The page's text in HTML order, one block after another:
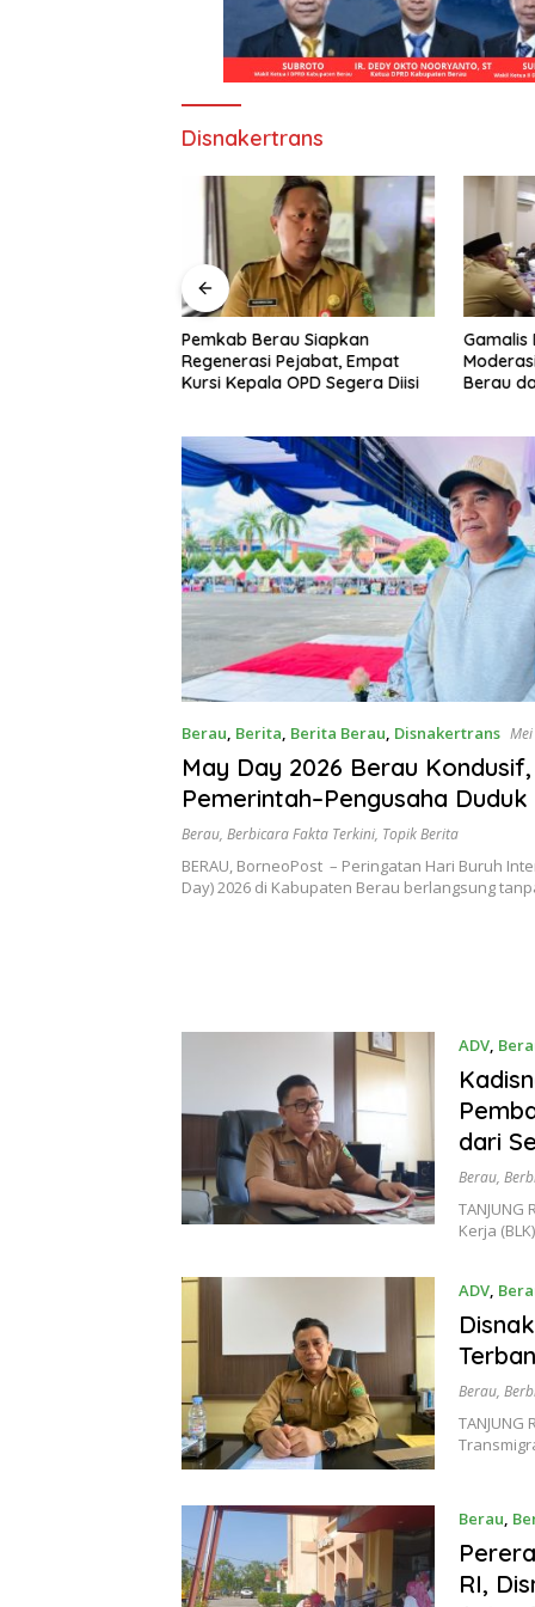
Disnakertrans
Pemkab Berau Siapkan
Regenerasi Pejabat, Empat
Kursi Kepala OPD Segera Diisi
Gamalis
Berau
Berau, Berita, Berita Berau, Disnakertrans
May Day 2026 Berau Kondusif,
Pemerintah–Pengusaha
Berau, Berbicara Fakta Terkini, Topik Berita
BERAU, BorneoPost – Peringatan Hari Buruh
Day) 2026 di Kabupaten Berau berlangsung
ADV,
dari
Berau,
Kerja
ADV,
Berau,
Berau,
RI,